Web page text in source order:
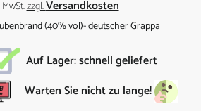
zzgl.Versandkosten
(40% vol)- deutscher Grappa
Auf Lager: schnell geliefert
Warten Sie nicht zu lange!